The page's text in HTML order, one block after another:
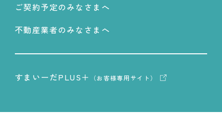
ご契約予定のみなさまへ
不動産業者のみなさまへ
すまいーだPLUS＋ （お客様専用サイト）